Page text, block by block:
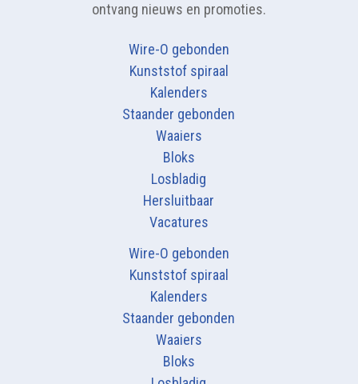
ontvang nieuws en promoties.
Wire-O gebonden
Kunststof spiraal
Kalenders
Staander gebonden
Waaiers
Bloks
Losbladig
Hersluitbaar
Vacatures
Wire-O gebonden
Kunststof spiraal
Kalenders
Staander gebonden
Waaiers
Bloks